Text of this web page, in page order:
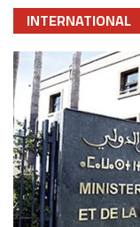
INTERNATIONAL